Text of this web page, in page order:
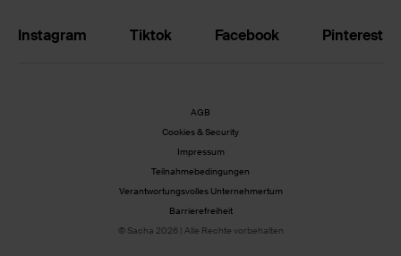
Instagram Tiktok Facebook Pinterest
AGB
Cookies & Security
Impressum
Teilnahmebedingungen
Verantwortungsvolles Unternehmertum
Barrierefreiheit
© Sacha 2026 | Alle Rechte vorbehalten